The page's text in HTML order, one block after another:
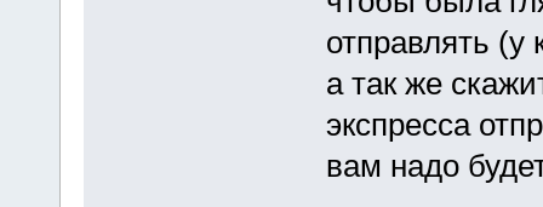
отправлять (у
а так же
экспресса
вам надо